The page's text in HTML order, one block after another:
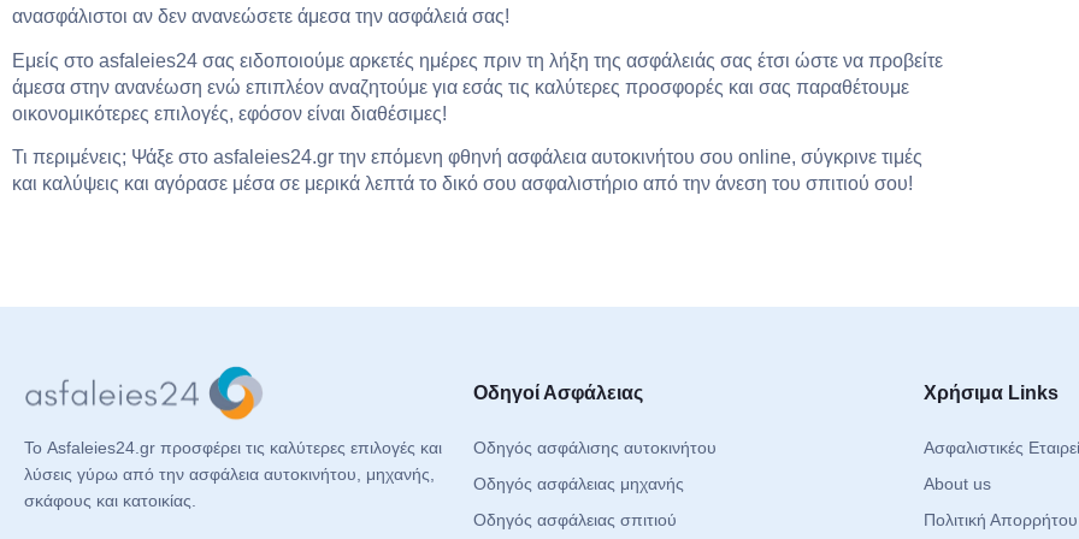
ανασφάλιστοι αν δεν ανανεώσετε άμεσα την ασφάλειά σας!
Εμείς στο asfaleies24 σας ειδοποιούμε αρκετές ημέρες πριν τη λήξη της ασφάλειάς σας έτσι ώστε να προβείτε
άμεσα στην ανανέωση ενώ επιπλέον αναζητούμε για εσάς τις καλύτερες προσφορές και σας παραθέτουμε
οικονομικότερες επιλογές, εφόσον είναι διαθέσιμες!
Τι περιμένεις; Ψάξε στο asfaleies24.gr την επόμενη φθηνή ασφάλεια αυτοκινήτου σου online, σύγκρινε τιμές
και καλύψεις και αγόρασε μέσα σε μερικά λεπτά το δικό σου ασφαλιστήριο από την άνεση του σπιτιού σου!
Το Asfaleies24.gr προσφέρει τις καλύτερες επιλογές και
λύσεις γύρω από την ασφάλεια αυτοκινήτου, μηχανής,
σκάφους και κατοικίας.
Οδηγοί Ασφάλειας
Οδηγός ασφάλισης αυτοκινήτου
Οδηγός ασφάλειας μηχανής
Οδηγός ασφάλειας σπιτιού
Χρήσιμα Links
Ασφαλιστικές
About us
Πολιτική Απορρήτου